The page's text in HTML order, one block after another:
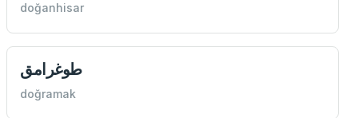
doğanhisar
طوغرامق
doğramak